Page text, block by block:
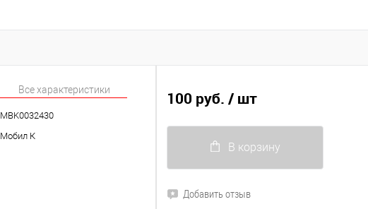
Все характеристики
MBK0032430
Мобил К
100 руб. / шт
В корзину
Добавить отзыв